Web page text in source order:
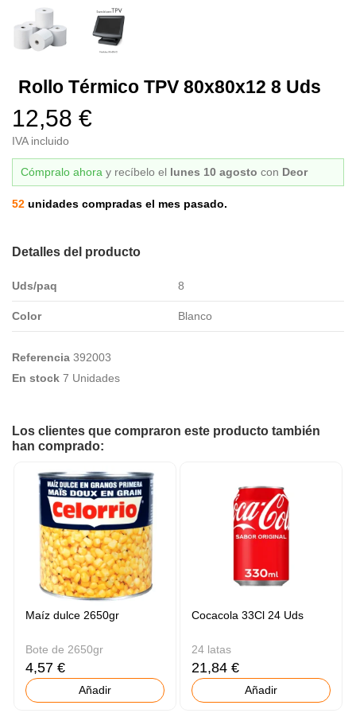
Rollo Térmico TPV 80x80x12 8 Uds
12,58 €
IVA incluido
Cómpralo ahora y recíbelo el lunes 10 agosto con Deor
52 unidades compradas el mes pasado.
Detalles del producto
Uds/paq 8
Color Blanco
Referencia 392003
En stock 7 Unidades
Los clientes que compraron este producto también
han comprado:
Maíz dulce 2650gr
Bote de 2650gr
4,57 €
Añadir
Cocacola 33Cl 24 Uds
24 latas
21,84 €
Añadir